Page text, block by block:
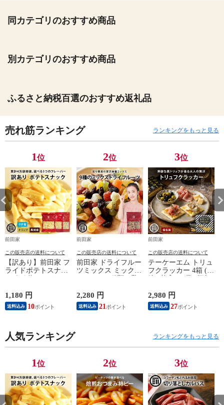
同カテゴリのおすすめ商品
別カテゴリのおすすめ商品
ふるさと納税百選のおすすめ返礼品
売れ筋ランキング ランキングをもっと見る
1位
前田家
この販売店の送料について
【訳あり】前田家 フ
ライドポテトスナッ
リュフ ブラックペッ
パー ポテトスナック
ポテト スナック お
MAEDAYA
1,180 円
送料込み 10
2位
前田家
この販売店の送料について
前田家 ドライフルー
ツミックス ミックス
物サプリメント ビタ
ミン 食物繊維 鉄分
カリウム ポリフェノ
2,280 円
送料込み 21
3位
前田家
この販売店の送料について
テーケーエム トリュ
フクラッカー 4箱 (1
ュフ クラッカー お
つまみ 珍味 お菓子
パーティー タクマ食
2,980 円
送料込み 27
人気ランキング ランキングをもっと見る
1位 2位 3位